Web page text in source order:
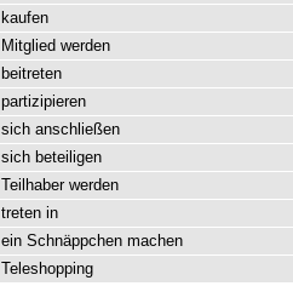
kaufen
Mitglied werden
beitreten
partizipieren
sich anschließen
sich beteiligen
Teilhaber werden
treten in
ein Schnäppchen machen
Teleshopping